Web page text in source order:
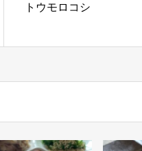
トウモロコシ